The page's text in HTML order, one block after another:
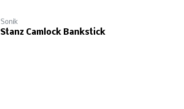
Sonik
Stanz Camlock Bankstick